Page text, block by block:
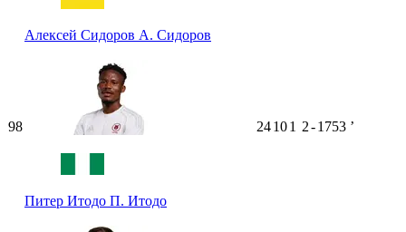
Алексей Сидоров А. Сидоров
98
Питер Итодо П. Итодо
24101 2-1753 ʼ